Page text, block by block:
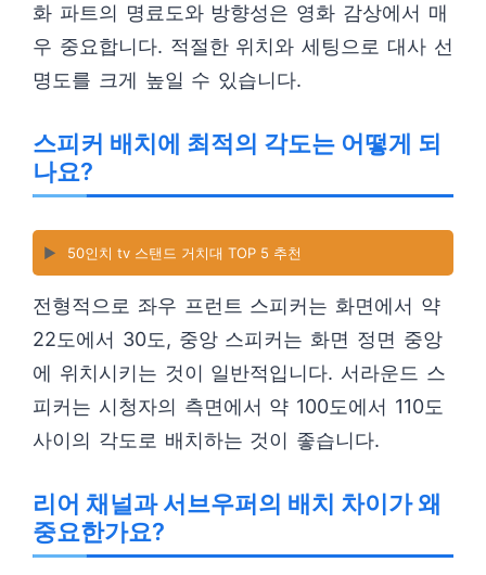
화 파트의 명료도와 방향성은 영화 감상에서 매
우 중요합니다. 적절한 위치와 세팅으로 대사 선
명도를 크게 높일 수 있습니다.
스피커 배치에 최적의 각도는 어떻게 되
나요?
▶️ 50인치 tv 스탠드 거치대 TOP 5 추천
전형적으로 좌우 프런트 스피커는 화면에서 약
22도에서 30도, 중앙 스피커는 화면 정면 중앙
에 위치시키는 것이 일반적입니다. 서라운드 스
피커는 시청자의 측면에서 약 100도에서 110도
사이의 각도로 배치하는 것이 좋습니다.
리어 채널과 서브우퍼의 배치 차이가 왜
중요한가요?